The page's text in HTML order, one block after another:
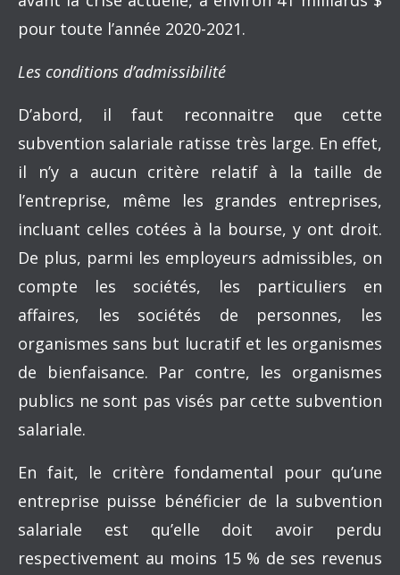
pour toute l’année 2020-2021.
Les conditions d’admissibilité
D’abord, il faut reconnaitre que cette
subvention salariale ratisse très large. En effet,
il n’y a aucun critère relatif à la taille de
l’entreprise, même les grandes entreprises,
incluant celles cotées à la bourse, y ont droit.
De plus, parmi les employeurs admissibles, on
compte les sociétés, les particuliers en
affaires, les sociétés de personnes, les
organismes sans but lucratif et les organismes
de bienfaisance. Par contre, les organismes
publics ne sont pas visés par cette subvention
salariale.
En fait, le critère fondamental pour qu’une
entreprise puisse bénéficier de la subvention
salariale est qu’elle doit avoir perdu
respectivement au moins 15 % de ses revenus